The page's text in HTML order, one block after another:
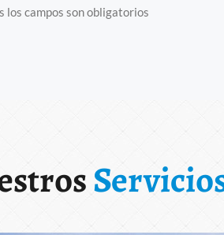
los campos son obligatorios